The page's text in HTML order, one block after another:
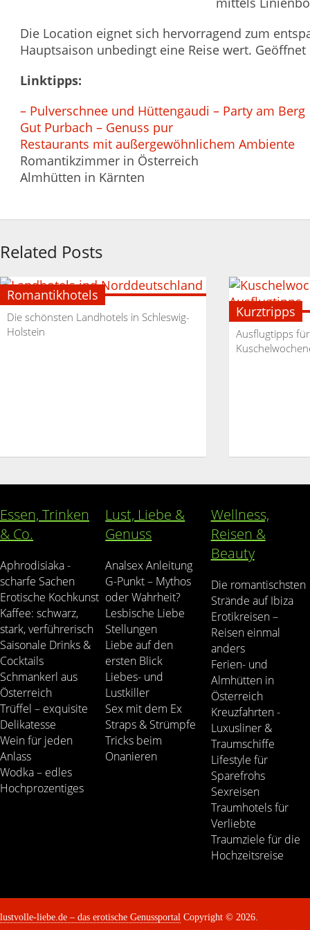
Die Location eignet sich hervorragend zum
Hauptsaison unbedingt eine Reise wert.
Linktipps:
– Pulverschnee und Hüttengaudi – Party am Berg
Gut Purbach – Genuss pur
Restaurants mit außergewöhnlichem Ambiente
Romantikzimmer in Österreich
Almhütten in Kärnten
Related Posts
Romantikhotels
Die schönsten Landhotels in Schleswig-
Holstein
Kurztripps
Ausflugtipps
Essen, Trinken
& Co.
Aphrodisiaka -
scharfe Sachen
Erotische Kochkunst
Kaffee: schwarz,
stark, verführerisch
Saisonale Drinks &
Cocktails
Schmankerl aus
Österreich
Trüffel – exquisite
Delikatesse
Wein für jeden
Anlass
Wodka – edles
Hochprozentiges
Lust, Liebe &
Genuss
Analsex Anleitung
G-Punkt – Mythos
oder Wahrheit?
Lesbische Liebe
Stellungen
Liebe auf den
ersten Blick
Liebes- und
Lustkiller
Sex mit dem Ex
Straps & Strümpfe
Tricks beim
Onanieren
Wellness,
Reisen &
Beauty
Die romantischsten
Strände auf Ibiza
Erotikreisen –
Reisen einmal
anders
Ferien- und
Almhütten in
Österreich
Kreuzfahrten -
Luxusliner &
Traumschiffe
Lifestyle für
Sparefrohs
Sexreisen
Traumhotels für
Verliebte
Traumziele für die
Hochzeitsreise
lustvolle-liebe.de – das erotische Genussportal Copyright © 2026.